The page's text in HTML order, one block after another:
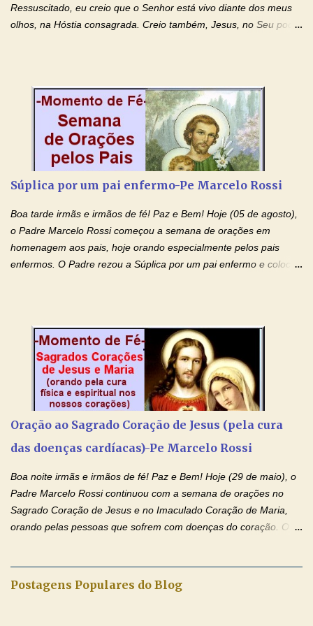
Ressuscitado, eu creio que o Senhor está vivo diante dos meus
olhos, na Hóstia consagrada. Creio também, Jesus, no Seu poder
creio, Jesus, e clamo que este Sangue seja agora derramado
sobre mim e sobre todos os meus familiares. Eu peço, Senhor
Jesus, que, pelo poder libertador e salvítico deste Sangue,
possamos nos livrar de toda opressão diabólica que possa estar
prejudicando a nossa família. Peço também que atenda, em
(apresente aqui o seu pedido...) Eu, desde já, agradeço de
coração, confiante que o Senhor me atenderá. Eu louvo o Pai por
ter nos dado o Senhor, Jesus, como presente de Páscoa. eu
agradeço de coração ao Espíri...
Súplica por um pai enfermo-Pe Marcelo Rossi
Boa tarde irmãs e irmãos de fé! Paz e Bem! Hoje (05 de agosto),
o Padre Marcelo Rossi começou a semana de orações em
homenagem aos pais, hoje orando especialmente pelos pais
enfermos. O Padre rezou a Súplica por um pai enfermo e colocou
de Nossa Senhora. Adriana dos Anjos-Devoção e Fé Mensagem
do Padre Marcelo Rossi por E-mail e Facebook: Como foi
anunciado ontem, entramos em uma semana de homenagens
aos nossos pais. Hoje nossas orações serão focadas nos pais
que não se encontram bem de saúde, OS PAIS ENFERMOS!
pais. Vamos dedicar um dia para os pais mais idosos, pais que
estão doentes, pais que estão longe dos filhos, pais que já são
para todos os pais. Hoje vamos d...
Oração ao Sagrado Coração de Jesus (pela cura
das doenças cardíacas)-Pe Marcelo Rossi
Boa noite irmãs e irmãos de fé! Paz e Bem! Hoje (29 de maio), o
Padre Marcelo Rossi continuou com a semana de orações no
Sagrado Coração de Jesus e no Imaculado Coração de Maria,
orando pelas pessoas que sofrem com doenças do coração. O
maravilhosos cartões que coloquei aqui para vocês. Não perca
esta abençoada semana de orações no programa de rádio
Postagens Populares do Blog